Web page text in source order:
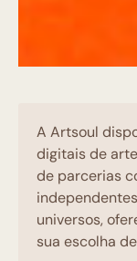
A Artsoul
digitais de
de parcerias
universos,
sua escolha